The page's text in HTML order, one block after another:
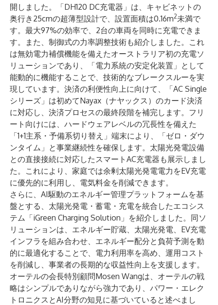
開しました。「DH120 DC充電器」は、キャビネットの
奥行き25cmの超薄型設計で、設置面積は0.16m2未満で
す。最大97%の効率で、2台の車両を同時に充電できま
す。また、制御式の力率調整技術も紹介しました。これ
は無効電力補償機能を備えたオーストラリア初の充電ソ
リューションであり、「電力系統の安定化装置」として
能動的に機能することで、技術的なブレークスルーを実
現しています。決済の利便性向上に向けて、「AC Single
シリーズ」は初めてNayax（ナヤックス）のカード決済
に対応し、決済プロセスの最終段階を補完します。フリ
ート向けには、ハードウェアレベルの冗長性を備えた
「1+1主系・予備系切り替え」端末により、「ゼロ・ダウ
ンタイム」と事業継続性を確保します。太陽光発電設備
との直接接続に対応したスマートAC充電器も展示しまし
た。これにより、家庭では余剰太陽光発電電力をEV充電
に優先的に利用し、電気料金を削減できます。
さらに、AI駆動のエネルギー管理プラットフォームを基
盤とする、太陽光発電・蓄電・充電を統合したエコシス
テム「iGreen Charging Solution」を紹介しました。同ソ
リューションは、エネルギー貯蔵、太陽光発電、EV充電
インフラを組み合わせ、エネルギー配分と負荷予測を動
的に最適化することで、電力利用率を高め、運用コスト
を削減し、事業者の長期的な収益性向上を支援します。
オーテルの会長特別顧問Mosen Wangは、オーテルの戦
略はシンプルでありながら強力であり、パワー・エレク
トロニクスとAI分野の知見に基づいていると述べまし